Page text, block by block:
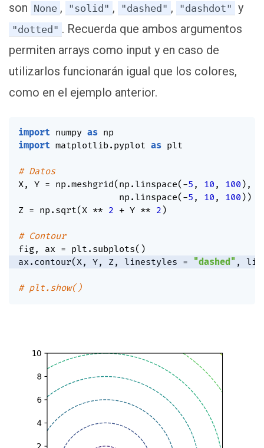
son None , "solid" , "dashed" , "dashdot" y
"dotted" . Recuerda que ambos argumentos
permiten arrays como input y en caso de
utilizarlos funcionarán igual que los colores,
como en el ejemplo anterior.
import numpy as
import matplotlib. pyplot as plt
# Datos
X, Y = np .meshgrid( np . linspace( -5 , 10 , 100 ) ,
                   np
. linspace( -5 , 10 , 100 ) )
Z = np . sqrt(X ** 2 + Y ** 2 )
# Contour
fig, ax = plt . subplots( )
ax . contour(X, Y, Z, linestyles = "dashed" ,
# plt.show()